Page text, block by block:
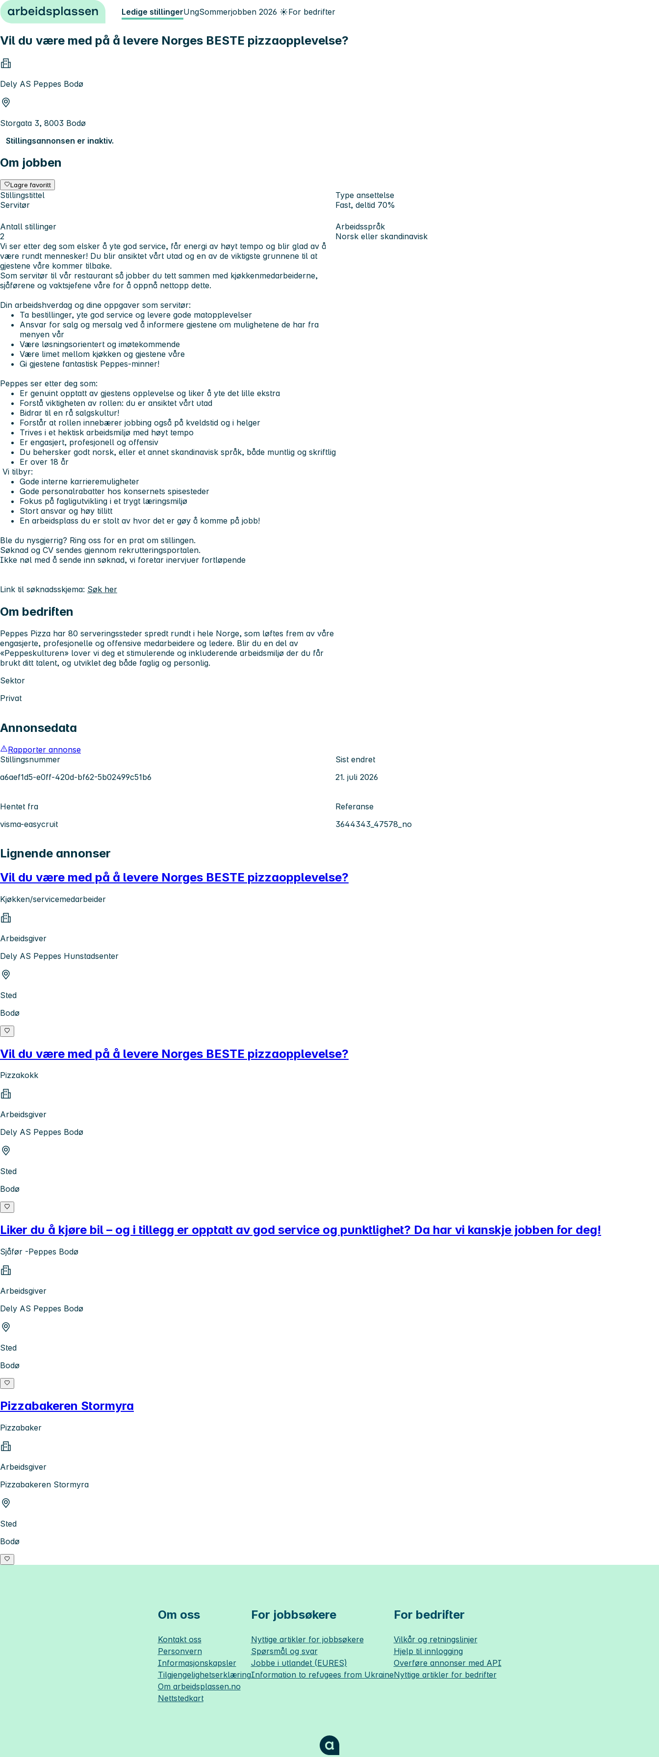
Hopp til innhold Ledige stillingerUngSommerjobben 2026 ☀️For bedrifter
Vil du være med på å levere Norges BESTE pizzaopplevelse?
Dely AS Peppes Bodø
Storgata 3, 8003 Bodø
Stillingsannonsen er inaktiv.
Om jobben
Lagre favoritt
Stillingstittel
Servitør
Type ansettelse
Fast, deltid 70%
Antall stillinger
2
Arbeidsspråk
Norsk eller skandinavisk
Vi ser etter deg som elsker å yte god service, får energi av høyt tempo og blir glad av å
være rundt mennesker! Du blir ansiktet vårt utad og en av de viktigste grunnene til at
gjestene våre kommer tilbake.
Som servitør til vår restaurant så jobber du tett sammen med kjøkkenmedarbeiderne,
sjåførene og vaktsjefene våre for å oppnå nettopp dette.
Din arbeidshverdag og dine oppgaver som servitør:
Ta bestillinger, yte god service og levere gode matopplevelser
Ansvar for salg og mersalg ved å informere gjestene om mulighetene de har fra
menyen vår
Være løsningsorientert og imøtekommende
Være limet mellom kjøkken og gjestene våre
Gi gjestene fantastisk Peppes-minner!
Peppes ser etter deg som:
Er genuint opptatt av gjestens opplevelse og liker å yte det lille ekstra
Forstå viktigheten av rollen: du er ansiktet vårt utad
Bidrar til en rå salgskultur!
Forstår at rollen innebærer jobbing også på kveldstid og i helger
Trives i et hektisk arbeidsmiljø med høyt tempo
Er engasjert, profesjonell og offensiv
Du behersker godt norsk, eller et annet skandinavisk språk, både muntlig og skriftlig
Er over 18 år
Vi tilbyr:
Gode interne karrieremuligheter
Gode personalrabatter hos konsernets spisesteder
Fokus på fagligutvikling i et trygt læringsmiljø
Stort ansvar og høy tillitt
En arbeidsplass du er stolt av hvor det er gøy å komme på jobb!
Ble du nysgjerrig? Ring oss for en prat om stillingen.
Søknad og CV sendes gjennom rekrutteringsportalen.
Ikke nøl med å sende inn søknad, vi foretar inervjuer fortløpende
Link til søknadsskjema: Søk her
Om bedriften
Peppes Pizza har 80 serveringssteder spredt rundt i hele Norge, som løftes frem av våre
engasjerte, profesjonelle og offensive medarbeidere og ledere. Blir du en del av
«Peppeskulturen» lover vi deg et stimulerende og inkluderende arbeidsmiljø der du får
brukt ditt talent, og utviklet deg både faglig og personlig.
Sektor
Privat
Annonsedata
Rapporter annonse
Stillingsnummer
a6aef1d5-e0ff-420d-bf62-5b02499c51b6
Sist endret
21. juli 2026
Hentet fra
visma-easycruit
Referanse
3644343_47578_no
Lignende annonser
Vil du være med på å levere Norges BESTE pizzaopplevelse?
Kjøkken/servicemedarbeider
Arbeidsgiver
Dely AS Peppes Hunstadsenter
Sted
Bodø
Vil du være med på å levere Norges BESTE pizzaopplevelse?
Pizzakokk
Arbeidsgiver
Dely AS Peppes Bodø
Sted
Bodø
Liker du å kjøre bil – og i tillegg er opptatt av god service og punktlighet? Da har vi kanskje jobben for deg!
Sjåfør -Peppes Bodø
Arbeidsgiver
Dely AS Peppes Bodø
Sted
Bodø
Pizzabakeren Stormyra
Pizzabaker
Arbeidsgiver
Pizzabakeren Stormyra
Sted
Bodø
Om oss
Kontakt oss
Personvern
Informasjonskapsler
Tilgjengelighetserklæring
Om arbeidsplassen.no
Nettstedkart
For jobbsøkere
Nyttige artikler for jobbsøkere
Spørsmål og svar
Jobbe i utlandet (EURES)
Information to refugees from Ukraine
For bedrifter
Vilkår og retningslinjer
Hjelp til innlogging
Overføre annonser med API
Nyttige artikler for bedrifter